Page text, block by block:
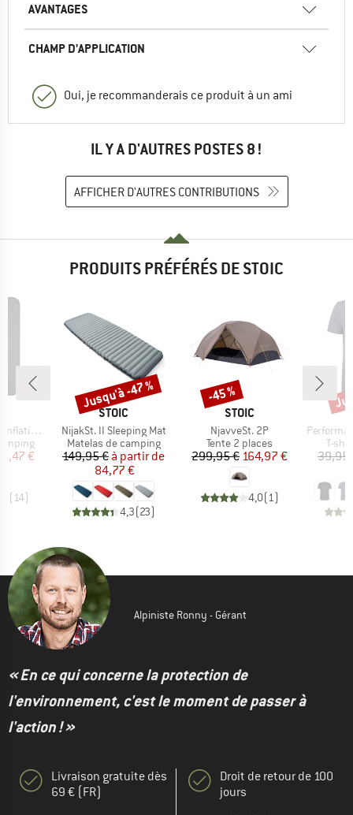
AVANTAGES
CHAMP D'APPLICATION
Oui, je recommanderais ce produit à un ami
IL Y A D'AUTRES POSTES 8 !
AFFICHER D'AUTRES CONTRIBUTIONS
PRODUITS PRÉFÉRÉS DE STOIC
Mat
réduit
€
( 14)
MARQUE
STOIC
Article
NijakSt. II Sleeping Mat
Product group
Matelas de camping
Prix
149,95 € Prix réduit
à partir de
84,77 €
4,3(23)
Remise
Jusqu'à -47 %
MARQUE
STOIC
Article
NjavveSt. 2P
Product group
Tente 2 places
Prix
299,95 €Prix réduit
164,97 €
4,0( 1)
Remise
-45 %
Article
T-
39,95
Alpiniste Ronny - Gérant
« En ce qui concerne la protection de
l'environnement, c'est le moment de passer à
l'action ! »
Livraison gratuite dès
69 € (FR)
Droit de retour de 100
jours